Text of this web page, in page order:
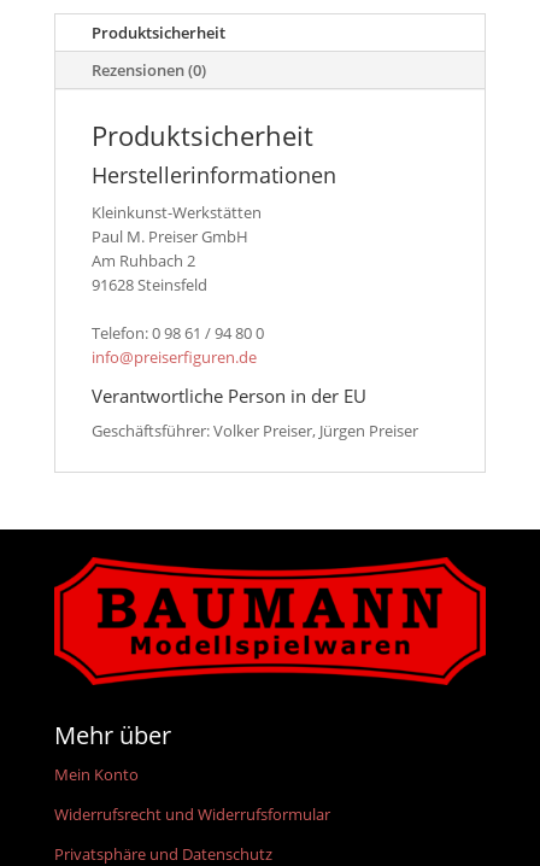
(10064)
Verkehrspolizisten
Menge
Produktsicherheit
Rezensionen (0)
Produktsicherheit
Herstellerinformationen
Kleinkunst-Werkstätten
Paul M. Preiser GmbH
Am Ruhbach 2
91628 Steinsfeld
Telefon: 0 98 61 / 94 80 0
info@preiserfiguren.de
Verantwortliche Person in der EU
Geschäftsführer: Volker Preiser, Jürgen Preiser
Mehr über
Mein Konto
Widerrufsrecht und Widerrufsformular
Privatsphäre und Datenschutz